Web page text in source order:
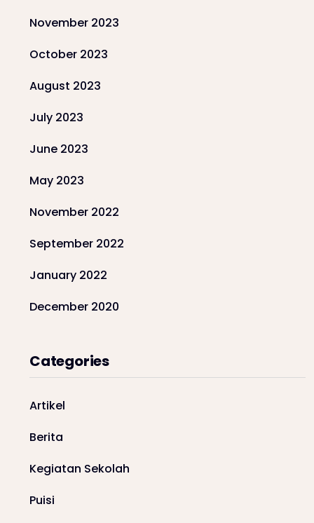
November 2023
October 2023
August 2023
July 2023
June 2023
May 2023
November 2022
September 2022
January 2022
December 2020
Categories
Artikel
Berita
Kegiatan Sekolah
Puisi